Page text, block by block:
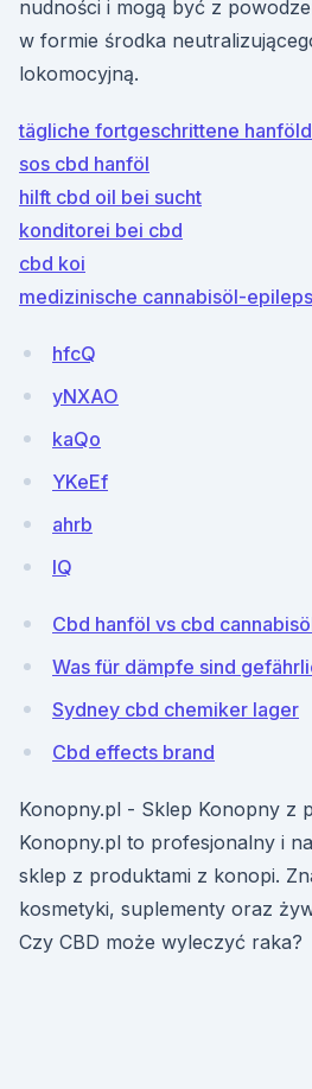
nudności i mogą być z
w formie środka
lokomocyjną.
tägliche fortgeschrittene
sos cbd hanföl
hilft cbd oil bei sucht
konditorei bei cbd
cbd koi
medizinische cannabisöl-
hfcQ
yNXAO
kaQo
YKeEf
ahrb
lQ
Cbd hanföl vs cbd
Was für dämpfe sind
Sydney cbd chemiker lager
Cbd effects brand
Konopny.pl - Sklep Konopny z
Konopny.pl to profesjonalny i
sklep z produktami z konopi.
kosmetyki, suplementy oraz
Czy CBD może wyleczyć raka?